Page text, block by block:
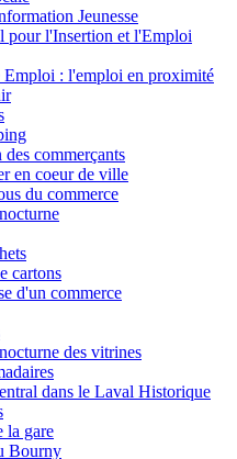
Jeunesse
pour l'Insertion et l'Emploi
: l'emploi en proximité
des commerçants
en coeur de ville
du commerce
cartons
d'un commerce
des vitrines
dans le Laval Historique
la gare
Bourny